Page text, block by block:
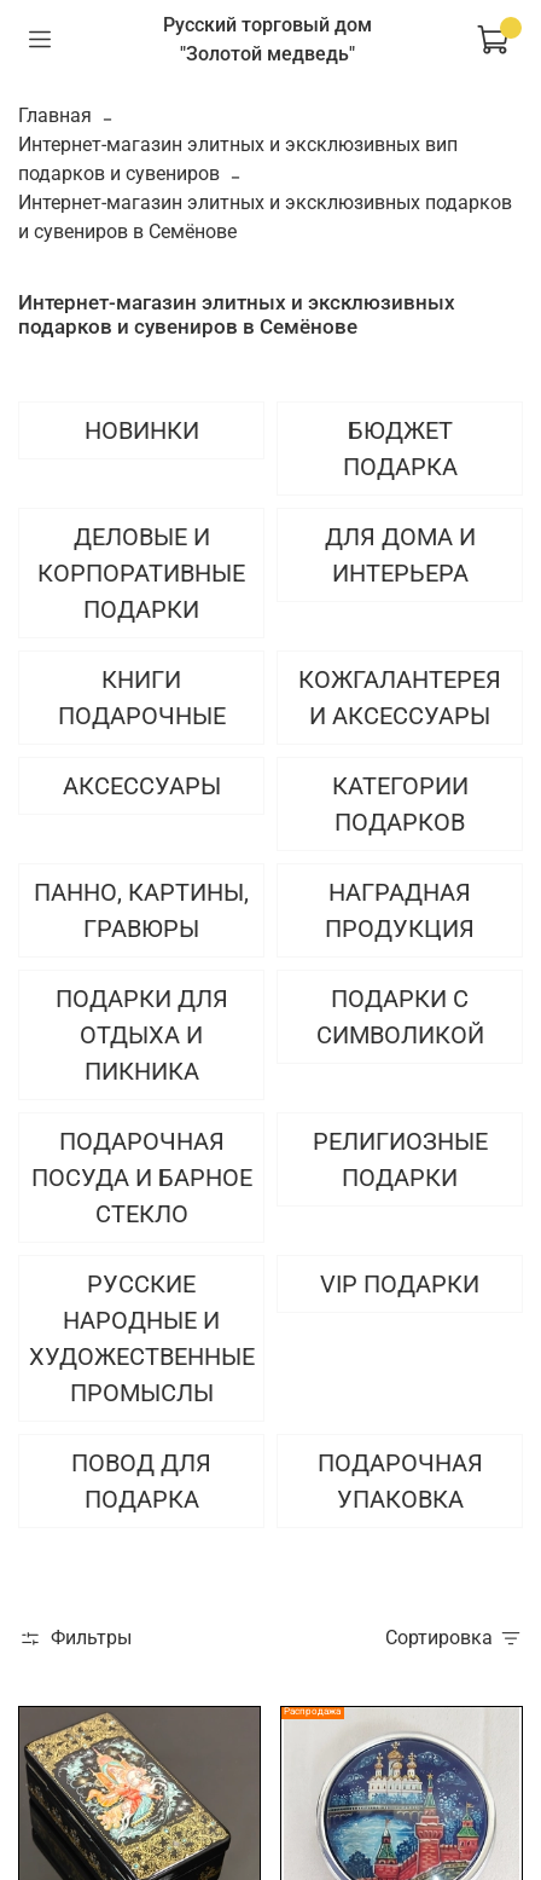
Русский торговый дом
"Золотой медведь"
Главная
Интернет-магазин элитных и эксклюзивных вип
подарков и сувениров
Интернет-магазин элитных и эксклюзивных подарков
и сувениров в Семёнове
Интернет-магазин элитных и эксклюзивных
подарков и сувениров в Семёнове
НОВИНКИ
БЮДЖЕТ
ПОДАРКА
ДЕЛОВЫЕ И
КОРПОРАТИВНЫЕ
ПОДАРКИ
ДЛЯ ДОМА И
ИНТЕРЬЕРА
КНИГИ
ПОДАРОЧНЫЕ
КОЖГАЛАНТЕРЕЯ
И АКСЕССУАРЫ
АКСЕССУАРЫ
КАТЕГОРИИ
ПОДАРКОВ
ПАННО, КАРТИНЫ,
ГРАВЮРЫ
НАГРАДНАЯ
ПРОДУКЦИЯ
ПОДАРКИ ДЛЯ
ОТДЫХА И
ПИКНИКА
ПОДАРКИ С
СИМВОЛИКОЙ
ПОДАРОЧНАЯ
ПОСУДА И БАРНОЕ
СТЕКЛО
РЕЛИГИОЗНЫЕ
ПОДАРКИ
РУССКИЕ
НАРОДНЫЕ И
ХУДОЖЕСТВЕННЫЕ
ПРОМЫСЛЫ
VIP ПОДАРКИ
ПОВОД ДЛЯ
ПОДАРКА
ПОДАРОЧНАЯ
УПАКОВКА
Фильтры Сортировка
Распродажа